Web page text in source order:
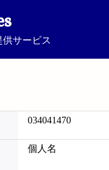
サービス
034041470
個人名